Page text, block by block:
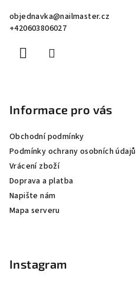
objednavka@nailmaster.cz
+420603806027
Informace pro vás
Obchodní podmínky
Podmínky ochrany osobních údajů
Vrácení zboží
Doprava a platba
Napište nám
Mapa serveru
Instagram